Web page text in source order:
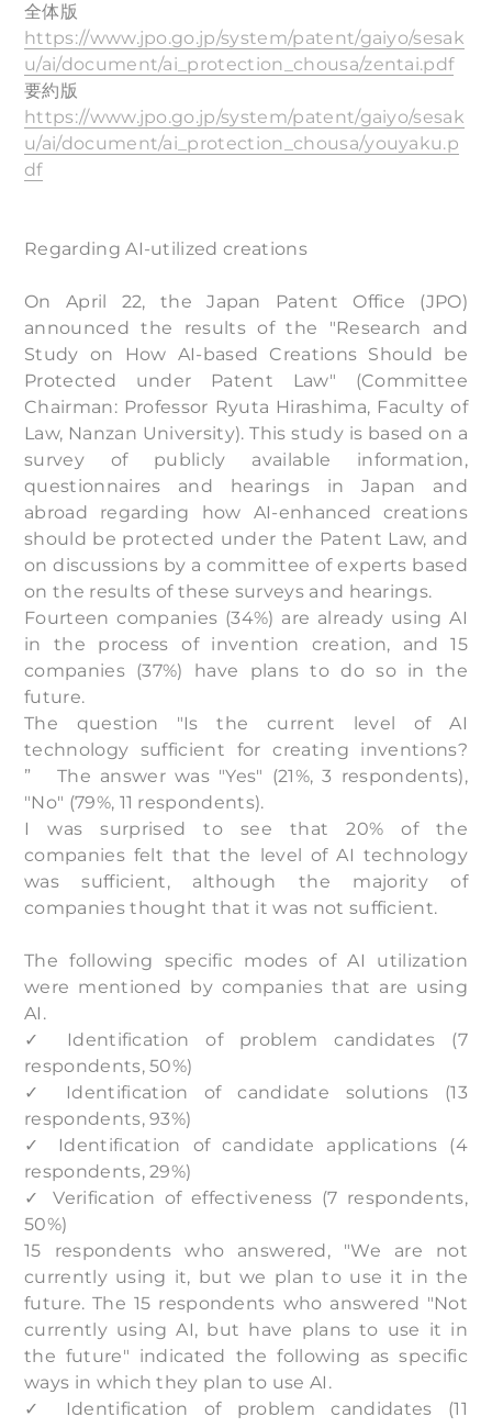
全体版
https://www.jpo.go.jp/system/patent/gaiyo/sesak
u/ai/document/ai_protection_chousa/zentai.pdf
要約版
https://www.jpo.go.jp/system/patent/gaiyo/sesak
u/ai/document/ai_protection_chousa/youyaku.p
df
Regarding AI-utilized creations
On April 22, the Japan Patent Office (JPO)
announced the results of the "Research and
Study on How AI-based Creations Should be
Protected under Patent Law" (Committee
Chairman: Professor Ryuta Hirashima, Faculty of
Law, Nanzan University). This study is based on a
survey of publicly available information,
questionnaires and hearings in Japan and
abroad regarding how AI-enhanced creations
should be protected under the Patent Law, and
on discussions by a committee of experts based
on the results of these surveys and hearings.
Fourteen companies (34%) are already using AI
in the process of invention creation, and 15
companies (37%) have plans to do so in the
future.
The question "Is the current level of AI
technology sufficient for creating inventions?
” The answer was "Yes" (21%, 3 respondents),
"No" (79%, 11 respondents).
I was surprised to see that 20% of the
companies felt that the level of AI technology
was sufficient, although the majority of
companies thought that it was not sufficient.
The following specific modes of AI utilization
were mentioned by companies that are using
AI.
✓ Identification of problem candidates (7
respondents, 50%)
✓ Identification of candidate solutions (13
respondents, 93%)
✓ Identification of candidate applications (4
respondents, 29%)
✓ Verification of effectiveness (7 respondents,
50%)
15 respondents who answered, "We are not
currently using it, but we plan to use it in the
future. The 15 respondents who answered "Not
currently using AI, but have plans to use it in
the future" indicated the following as specific
ways in which they plan to use AI.
✓ Identification of problem candidates (11